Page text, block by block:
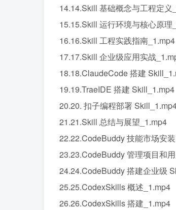
14.14.Skill 基础概念与工程定义
15.15.Skill 运行环境与核心原理
16.16.Skill 工程实践指南_1.mp4
17.17.Skill 企业级应用实战
18.18.ClaudeCode 搭建
19.19.TraeIDE 搭建 Skill_1.mp4
20.20. 扣子编程部署
21.21.Skill 总结与展望_1.mp4
22.22.CodeBuddy 技能市场安
23.23.CodeBuddy 管理项目和
24.24.CodeBuddy 搭建企业级
25.25.CodexSkills 概述_1.mp4
26.26.CodexSkills 搭建_1.mp4